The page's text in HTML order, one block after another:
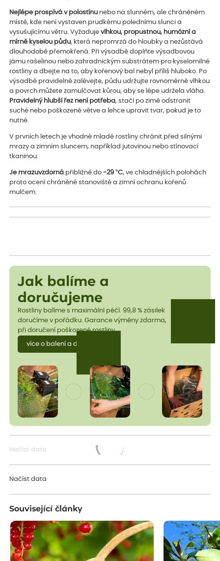
Nejlépe prospívá v polostínu nebo na slunném, ale chráněném
místě, kde není vystaven prudkému polednímu slunci a
vysušujícímu větru. Vyžadujevlhkou, propustnou, humózní a
mírně kyselou půdu, která nepromrzá do hloubky a nezůstává
dlouhodobě přemokřená. Při výsadbě doplňte výsadbovou
jámu rašelinou nebo zahradnickým substrátem pro kyselomilné
rostliny a dbejte na to, aby kořenový bal nebyl příliš hluboko. Po
výsadbě pravidelně zalévejte, půdu udržujte rovnoměrně vlhkou
a povrch můžete zamulčovat kůrou, aby se lépe udržela vláha.
Pravidelný hlubší řez není potřeba, stačí po zimě odstranit
suché nebo poškozené větve a lehce upravit tvar, pokud je to
nutné.
V prvních letech je vhodné mladé rostliny chránit před silnými
mrazy a zimním sluncem, například jutovinou nebo stínovací
tkaninou.
Je mrazuvzdorná přibližně do-29 °C, ve chladnějších polohách
proto ocení chráněné stanoviště a zimní ochranu kořenů
mulčem.
Jak balíme a
doručujeme
Rostliny balíme s maximální péčí. 99,8 % zásilek
doručíme v pořádku. Garance výměny zdarma,
při doručení poškozené rostliny.
více o balení a dopravě
Načíst data
Načíst data
Související články